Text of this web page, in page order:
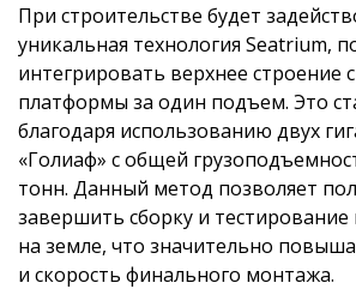
При строительстве будет
уникальная технология Seatrium,
интегрировать верхнее строение
платформы за один подъем. Это
благодаря использованию двух
«Голиаф» с общей
тонн. Данный метод позволяет
завершить сборку и
на земле, что значительно
и скорость финального монтажа.